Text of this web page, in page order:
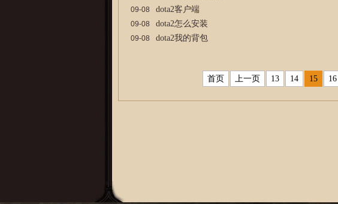
09-08 dota2客户端
09-08 dota2怎么安装
09-08 dota2我的背包
首页 上一页 13 14 15 16